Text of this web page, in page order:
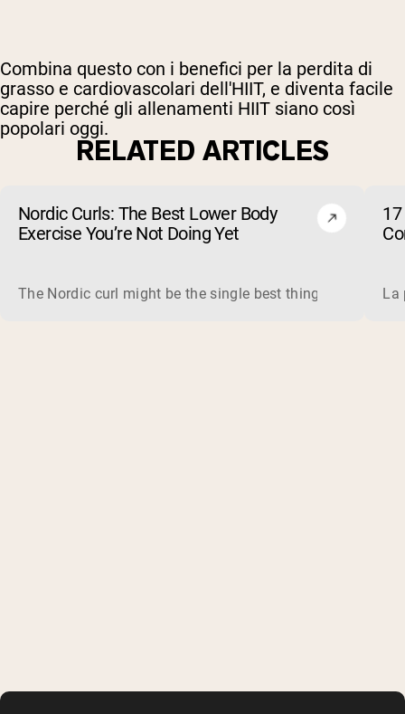
Combina questo con i benefici per la perdita di
grasso e cardiovascolari dell'HIIT, e diventa facile
capire perché gli allenamenti HIIT siano così
popolari oggi.
RELATED ARTICLES
Nordic Curls: The Best Lower Body
Exercise You’re Not Doing Yet
The Nordic curl might be the single best thing you can La